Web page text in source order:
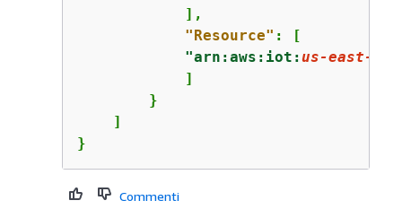
            ],
"Resource" : [
"arn:aws:iot:us-east-1
            ]
        }
    ]
}
Commenti